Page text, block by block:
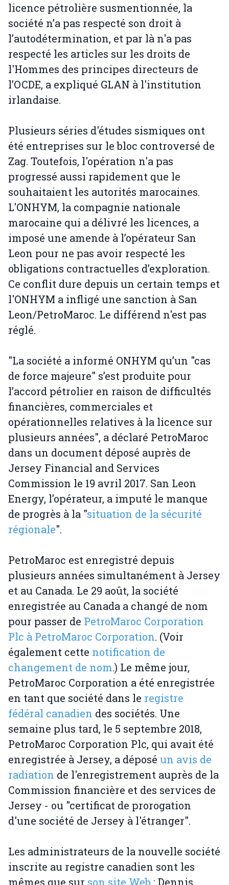
licence pétrolière susmentionnée, la
société n’a pas respecté son droit à
l’autodétermination, et par là n'a pas
respecté les articles sur les droits de
l'Hommes des principes directeurs de
l’OCDE, a expliqué GLAN à l'institution
irlandaise.
Plusieurs séries d'études sismiques ont
été entreprises sur le bloc controversé de
Zag. Toutefois, l'opération n'a pas
progressé aussi rapidement que le
souhaitaient les autorités marocaines.
L'ONHYM, la compagnie nationale
marocaine qui a délivré les licences, a
imposé une amende à l’opérateur San
Leon pour ne pas avoir respecté les
obligations contractuelles d’exploration.
Ce conflit dure depuis un certain temps et
l'ONHYM a infligé une sanction à San
Leon/PetroMaroc. Le différend n'est pas
réglé.
"La société a informé ONHYM qu’un "cas
de force majeure" s’est produite pour
l’accord pétrolier en raison de difficultés
financières, commerciales et
opérationnelles relatives à la licence sur
plusieurs années", a déclaré PetroMaroc
dans un document déposé auprès de
Jersey Financial and Services
Commission le 19 avril 2017. San Leon
Energy, l’opérateur, a imputé le manque
de progrès à la "situation de la sécurité
régionale".
PetroMaroc est enregistré depuis
plusieurs années simultanément à Jersey
et au Canada. Le 29 août, la société
enregistrée au Canada a changé de nom
pour passer de PetroMaroc Corporation
Plc à PetroMaroc Corporation. (Voir
également cette notification de
changement de nom.) Le même jour,
PetroMaroc Corporation a été enregistrée
en tant que société dans le registre
fédéral canadien des sociétés. Une
semaine plus tard, le 5 septembre 2018,
PetroMaroc Corporation Plc, qui avait été
enregistrée à Jersey, a déposé un avis de
radiation de l'enregistrement auprès de la
Commission financière et des services de
Jersey - ou "certificat de prorogation
d'une société de Jersey à l'étranger".
Les administrateurs de la nouvelle société
inscrite au registre canadien sont les
mêmes que sur son site Web : Dennis